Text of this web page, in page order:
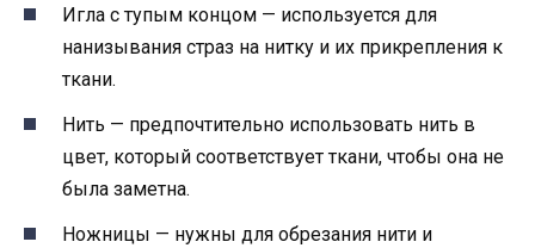
Игла с тупым концом — используется для
нанизывания страз на нитку и их прикрепления к
ткани.
Нить — предпочтительно использовать нить в
цвет, который соответствует ткани, чтобы она не
была заметна.
Ножницы — нужны для обрезания нити и